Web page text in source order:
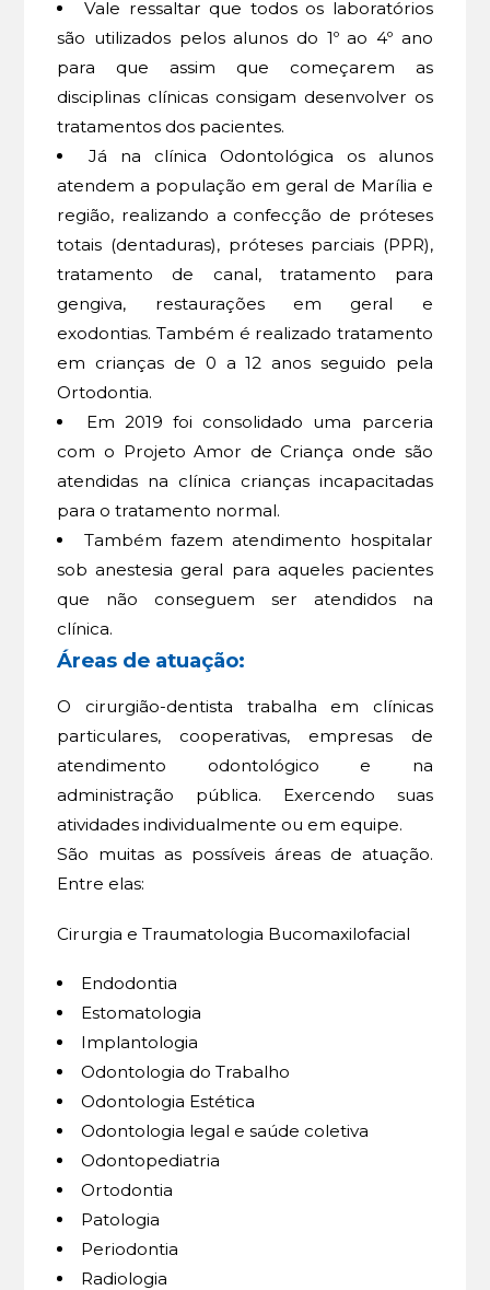
Vale ressaltar que todos os laboratórios
são utilizados pelos alunos do 1º ao 4º ano
para que assim que começarem as
disciplinas clínicas consigam desenvolver os
tratamentos dos pacientes.
Já na clínica Odontológica os alunos
atendem a população em geral de Marília e
região, realizando a confecção de próteses
totais (dentaduras), próteses parciais (PPR),
tratamento de canal, tratamento para
gengiva, restaurações em geral e
exodontias. Também é realizado tratamento
em crianças de 0 a 12 anos seguido pela
Ortodontia.
Em 2019 foi consolidado uma parceria
com o Projeto Amor de Criança onde são
atendidas na clínica crianças incapacitadas
para o tratamento normal.
Também fazem atendimento hospitalar
sob anestesia geral para aqueles pacientes
que não conseguem ser atendidos na
clínica.
Áreas de atuação:
O cirurgião-dentista trabalha em clínicas
particulares, cooperativas, empresas de
atendimento odontológico e na
administração pública. Exercendo suas
atividades individualmente ou em equipe.
São muitas as possíveis áreas de atuação.
Entre elas:
Cirurgia e Traumatologia Bucomaxilofacial
Endodontia
Estomatologia
Implantologia
Odontologia do Trabalho
Odontologia Estética
Odontologia legal e saúde coletiva
Odontopediatria
Ortodontia
Patologia
Periodontia
Radiologia